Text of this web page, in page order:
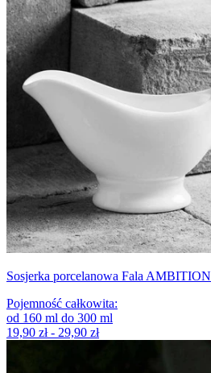
Sosjerka porcelanowa Fala AMBITION
Pojemność całkowita:
od 160 ml do 300 ml
19,90 zł - 29,90 zł